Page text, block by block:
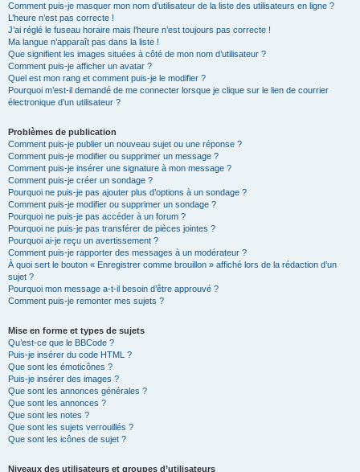
Comment puis-je masquer mon nom d’utilisateur de la liste des utilisateurs en ligne ?
L’heure n’est pas correcte !
J’ai réglé le fuseau horaire mais l’heure n’est toujours pas correcte !
Ma langue n’apparaît pas dans la liste !
Que signifient les images situées à côté de mon nom d’utilisateur ?
Comment puis-je afficher un avatar ?
Quel est mon rang et comment puis-je le modifier ?
Pourquoi m’est-il demandé de me connecter lorsque je clique sur le lien de courrier
électronique d’un utilisateur ?
Problèmes de publication
Comment puis-je publier un nouveau sujet ou une réponse ?
Comment puis-je modifier ou supprimer un message ?
Comment puis-je insérer une signature à mon message ?
Comment puis-je créer un sondage ?
Pourquoi ne puis-je pas ajouter plus d’options à un sondage ?
Comment puis-je modifier ou supprimer un sondage ?
Pourquoi ne puis-je pas accéder à un forum ?
Pourquoi ne puis-je pas transférer de pièces jointes ?
Pourquoi ai-je reçu un avertissement ?
Comment puis-je rapporter des messages à un modérateur ?
À quoi sert le bouton « Enregistrer comme brouillon » affiché lors de la rédaction d’un
sujet ?
Pourquoi mon message a-t-il besoin d’être approuvé ?
Comment puis-je remonter mes sujets ?
Mise en forme et types de sujets
Qu’est-ce que le BBCode ?
Puis-je insérer du code HTML ?
Que sont les émoticônes ?
Puis-je insérer des images ?
Que sont les annonces générales ?
Que sont les annonces ?
Que sont les notes ?
Que sont les sujets verrouillés ?
Que sont les icônes de sujet ?
Niveaux des utilisateurs et groupes d’utilisateurs